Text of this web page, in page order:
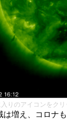
りのアイコンをクリ
は増え、コロナ